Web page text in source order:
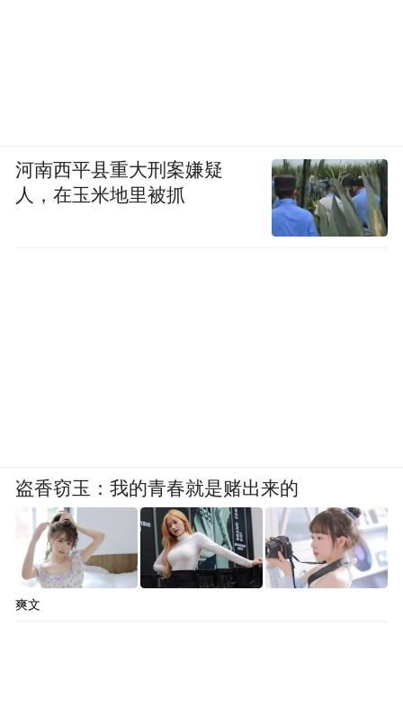
河南西平县重大刑案嫌疑
人，在玉米地里被抓
盗香窃玉：我的青春就是赌出来的
爽文